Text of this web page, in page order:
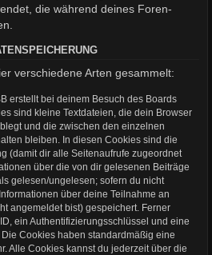
die während deines Foren-
verschiedene Arten gesammelt:
erstellt bei deinem Besuch des Boards
sind kleine Textdateien, die dein Browser
und die zwischen den einzelnen
bleiben. In diesen Cookies sind die
(damit dir alle Seitenaufrufe zugeordnet
über die von dir gelesenen Beiträge
gelesen/ungelesen; sofern du nicht
über deine Teilnahme an
angemeldet bist) gespeichert. Ferner
ein Authentifizierungsschlüssel und eine
Cookies haben standardmäßig eine
Alle Cookies kannst du jederzeit über die